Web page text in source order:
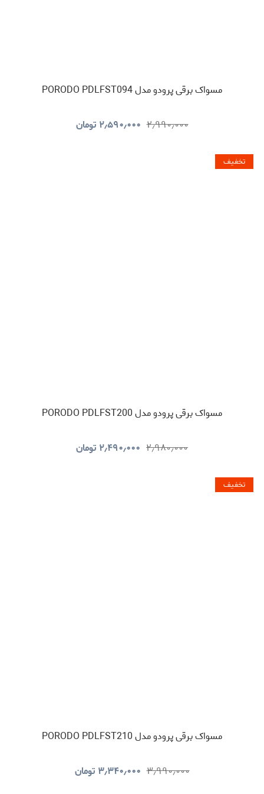
مسواک برقی پرودو مدل PORODO PDLFST094
۲٫۹۹۰٫۰۰۰ ۲٫۵۹۰٫۰۰۰ تومان
تخفیف
مسواک برقی پرودو مدل PORODO PDLFST200
۲٫۹۸۰٫۰۰۰ ۲٫۴۹۰٫۰۰۰ تومان
تخفیف
مسواک برقی پرودو مدل PORODO PDLFST210
۳٫۹۹۰٫۰۰۰ ۳٫۳۴۰٫۰۰۰ تومان